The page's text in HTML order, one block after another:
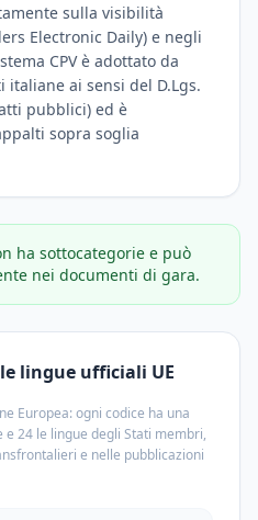
sulla visibilità
Electronic Daily) e negli
CPV è adottato da
ai sensi del D.Lgs.
pubblici) ed è
sopra soglia
ha sottocategorie e può
nei documenti di gara.
lingue ufficiali UE
Europea: ogni codice ha una
24 le lingue degli Stati membri,
e nelle pubblicazioni